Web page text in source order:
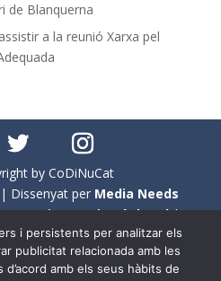
de Blanquerna
a la reunió Xarxa pel
by CoDiNuCat
| Dissenyat per Media Needs
aCoDiNuCat |Avís legal|
cookies
en compte l'ús no sexista del
i persistents per analitzar els
publicitat relacionada amb les
amb els seus hàbits de